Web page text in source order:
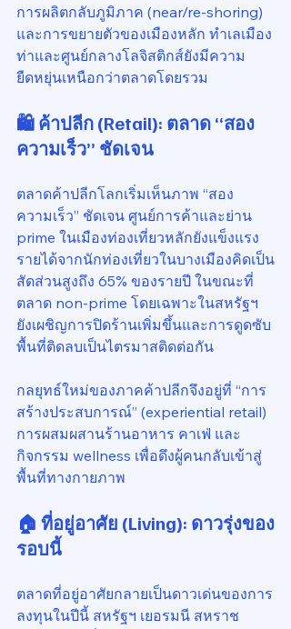
การผลิตกลับภูมิภาค (near/re-shoring)
และการขยายตัวของเมืองหลัก ทำเลเมือง
ท่าและศูนย์กลางโลจิสติกส์ยังมีความ
ยืดหยุ่นเหนือกว่าตลาดโดยรวม
🛍 ค้าปลีก (Retail): ตลาด “สอง
ความเร็ว” ชัดเจน
ตลาดค้าปลีกโลกเริ่มเห็นภาพ “สอง
ความเร็ว” ชัดเจน ศูนย์การค้าและย่าน
prime ในเมืองท่องเที่ยวหลักยังแข็งแรง
รายได้จากนักท่องเที่ยวในบางเมืองคิดเป็น
สัดส่วนสูงถึง 65% ของรายปี ในขณะที่
ตลาด non-prime โดยเฉพาะในสหรัฐฯ
ยังเผชิญการปิดร้านเพิ่มขึ้นและการดูดซับ
พื้นที่ติดลบเป็นไตรมาสติดต่อกัน
กลยุทธ์ใหม่ของภาคค้าปลีกจึงอยู่ที่ “การ
สร้างประสบการณ์” (experiential retail)
การผสมผสานร้านอาหาร คาเฟ่ และ
กิจกรรม wellness เพื่อดึงผู้คนกลับเข้าสู่
พื้นที่ทางกายภาพ
🏠 ที่อยู่อาศัย (Living): ดาวรุ่งของ
รอบนี้
ตลาดที่อยู่อาศัยกลายเป็นดาวเด่นของการ
ลงทุนในปีนี้ สหรัฐฯ เยอรมนี สหราช